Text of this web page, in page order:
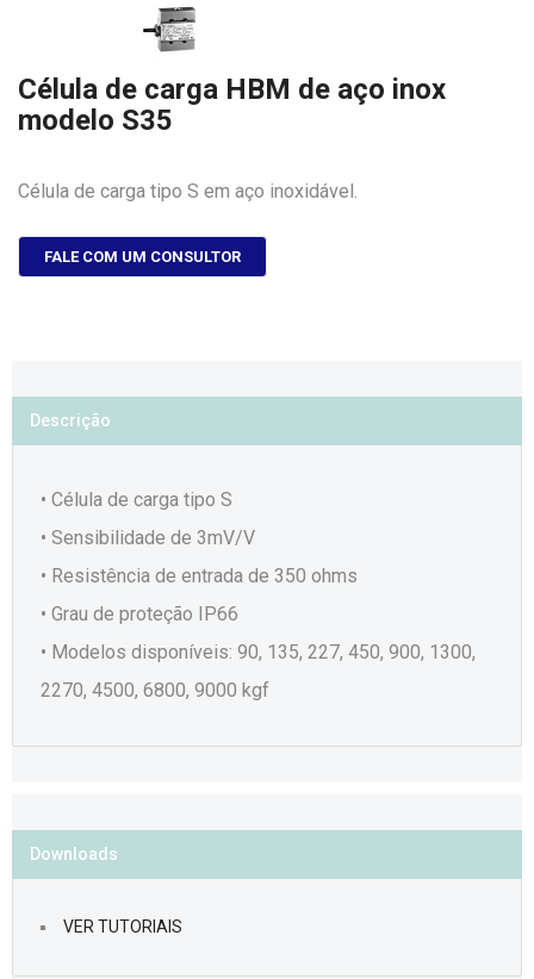
Célula de carga HBM de aço inox
modelo S35
Célula de carga tipo S em aço inoxidável.
FALE COM UM CONSULTOR
Descrição
• Célula de carga tipo S
• Sensibilidade de 3mV/V
• Resistência de entrada de 350 ohms
• Grau de proteção IP66
• Modelos disponíveis: 90, 135, 227, 450, 900, 1300,
2270, 4500, 6800, 9000 kgf
Downloads
VER TUTORIAIS